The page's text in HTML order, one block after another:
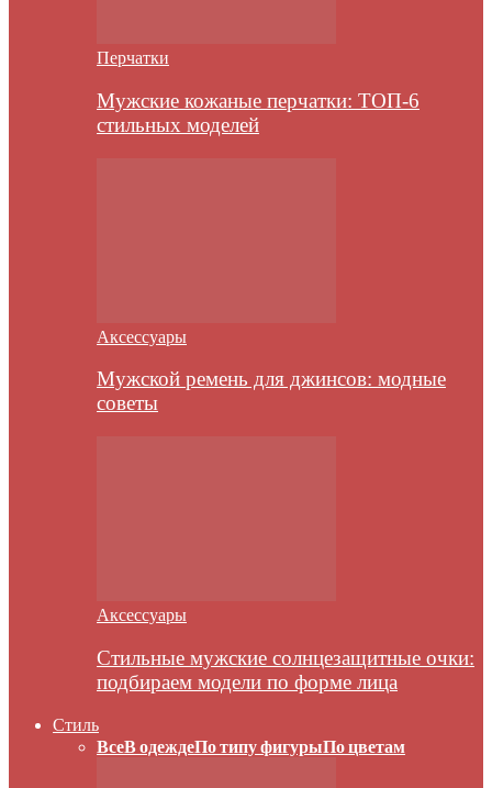
Перчатки
Мужские кожаные перчатки: ТОП-6
стильных моделей
Аксессуары
Мужской ремень для джинсов: модные
советы
Аксессуары
Стильные мужские солнцезащитные очки:
подбираем модели по форме лица
Стиль
ВсеВ одеждеПо типу фигурыПо цветам